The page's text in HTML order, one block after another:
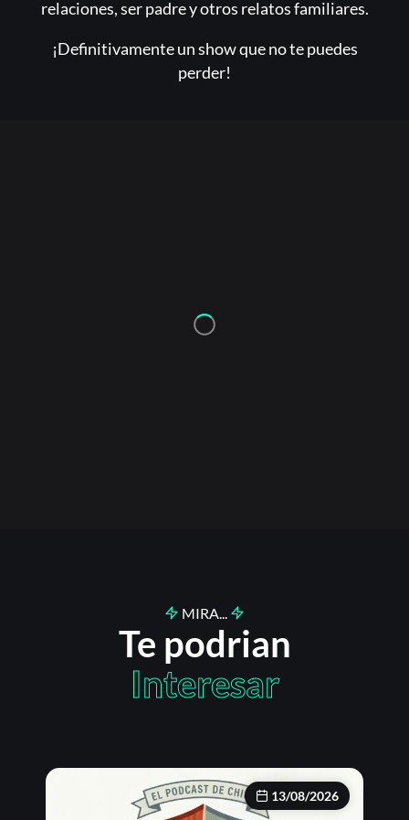
relaciones, ser padre y otros relatos familiares.
¡Definitivamente un show que no te puedes
perder!
MIRA...
Te podrian
Interesar
13/08/2026